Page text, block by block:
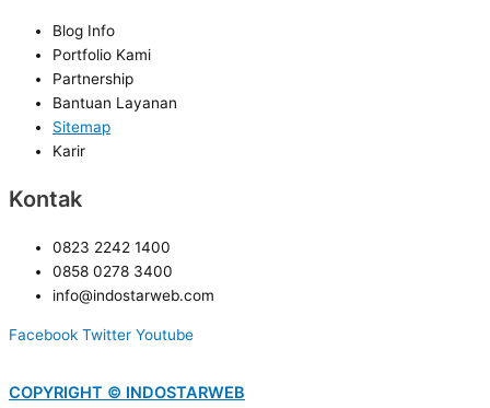
Blog Info
Portfolio Kami
Partnership
Bantuan Layanan
Sitemap
Karir
Kontak
0823 2242 1400
0858 0278 3400
info@indostarweb.com
Facebook Twitter Youtube
COPYRIGHT © INDOSTARWEB